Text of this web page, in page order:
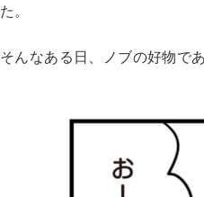
た。
そんなある日、ノブの好物で